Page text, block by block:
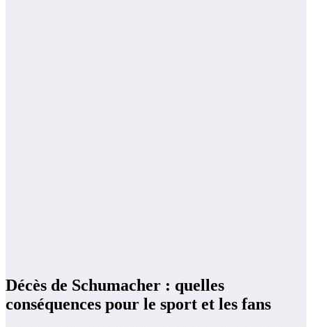
Décès de Schumacher : quelles
conséquences pour le sport et les fans